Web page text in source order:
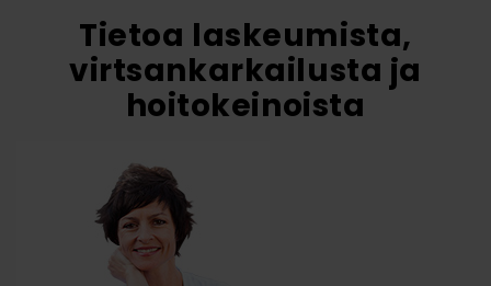
Tietoa laskeumista,
virtsankarkailusta ja
hoitokeinoista